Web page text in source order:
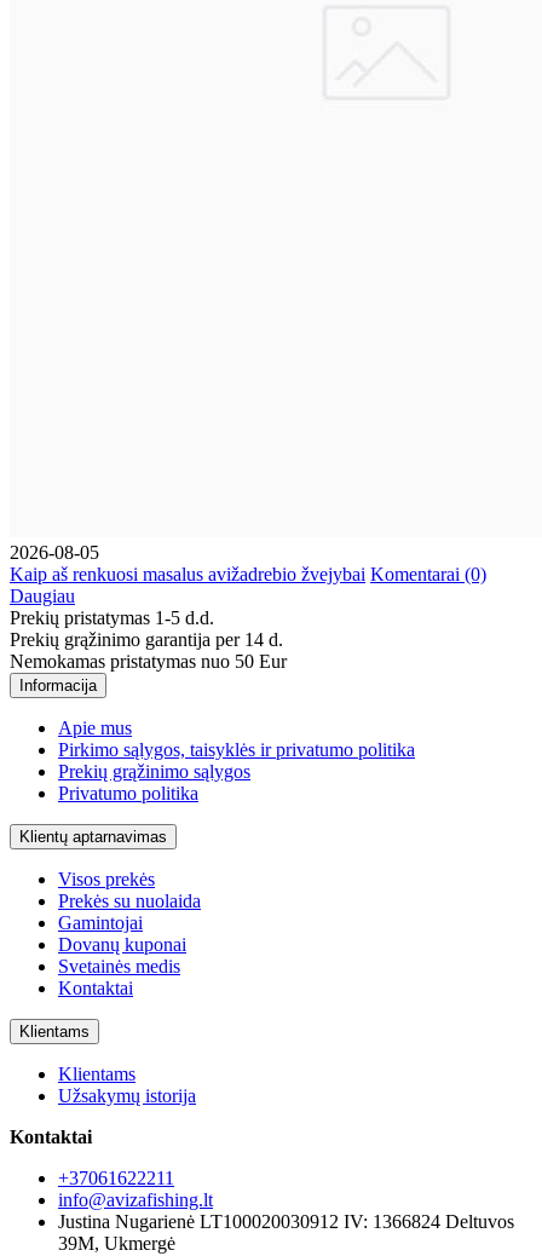
2026-08-05
Kaip aš renkuosi masalus avižadrebio žvejybai Komentarai (0)
Daugiau
Prekių pristatymas 1-5 d.d.
Prekių grąžinimo garantija per 14 d.
Nemokamas pristatymas nuo 50 Eur
Informacija
Apie mus
Pirkimo sąlygos, taisyklės ir privatumo politika
Prekių grąžinimo sąlygos
Privatumo politika
Klientų aptarnavimas
Visos prekės
Prekės su nuolaida
Gamintojai
Dovanų kuponai
Svetainės medis
Kontaktai
Klientams
Klientams
Užsakymų istorija
Kontaktai
+37061622211
info@avizafishing.lt
Justina Nugarienė LT100020030912 IV: 1366824 Deltuvos
39M, Ukmergė